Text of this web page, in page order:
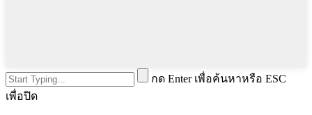
กด Enter เพื่อค้นหาหรือ ESC
เพื่อปิด